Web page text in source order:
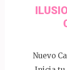
Nuevo